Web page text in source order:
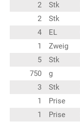
2 Stk
2
Stk
4
EL
1
Zweig
5
Stk
750
g
3
Stk
1
Prise
1
Prise